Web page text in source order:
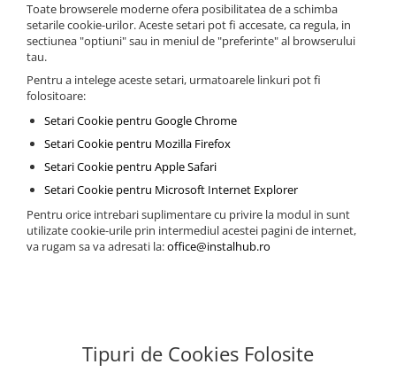
Toate browserele moderne ofera posibilitatea de a schimba
setarile cookie-urilor. Aceste setari pot fi accesate, ca regula, in
sectiunea "optiuni" sau in meniul de "preferinte" al browserului
tau.
Pentru a intelege aceste setari, urmatoarele linkuri pot fi
folositoare:
Setari Cookie pentru Google Chrome
Setari Cookie pentru Mozilla Firefox
Setari Cookie pentru Apple Safari
Setari Cookie pentru Microsoft Internet Explorer
Pentru orice intrebari suplimentare cu privire la modul in sunt
utilizate cookie-urile prin intermediul acestei pagini de internet,
va rugam sa va adresati la:office@instalhub.ro
Tipuri de Cookies Folosite